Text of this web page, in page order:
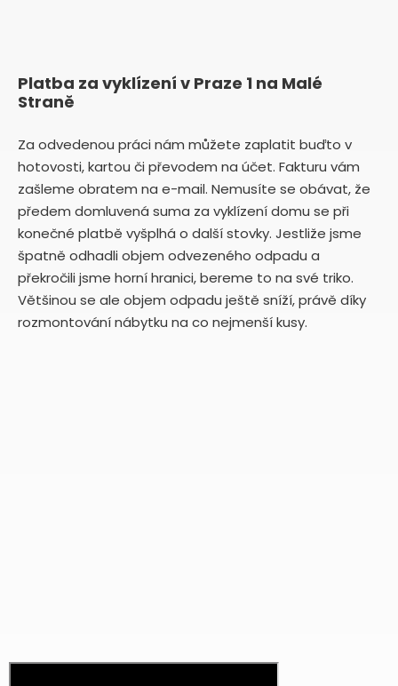
Platba za vyklízení v Praze 1 na Malé
Straně
Za odvedenou práci nám můžete zaplatit buďto v
hotovosti, kartou či převodem na účet. Fakturu vám
zašleme obratem na e-mail. Nemusíte se obávat, že
předem domluvená suma za vyklízení domu se při
konečné platbě vyšplhá o další stovky. Jestliže jsme
špatně odhadli objem odvezeného odpadu a
překročili jsme horní hranici, bereme to na své triko.
Většinou se ale objem odpadu ještě sníží, právě díky
rozmontování nábytku na co nejmenší kusy.